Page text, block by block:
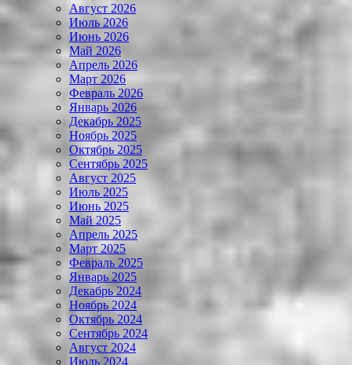
Август 2026
Июль 2026
Июнь 2026
Май 2026
Апрель 2026
Март 2026
Февраль 2026
Январь 2026
Декабрь 2025
Ноябрь 2025
Октябрь 2025
Сентябрь 2025
Август 2025
Июль 2025
Июнь 2025
Май 2025
Апрель 2025
Март 2025
Февраль 2025
Январь 2025
Декабрь 2024
Ноябрь 2024
Октябрь 2024
Сентябрь 2024
Август 2024
Июль 2024